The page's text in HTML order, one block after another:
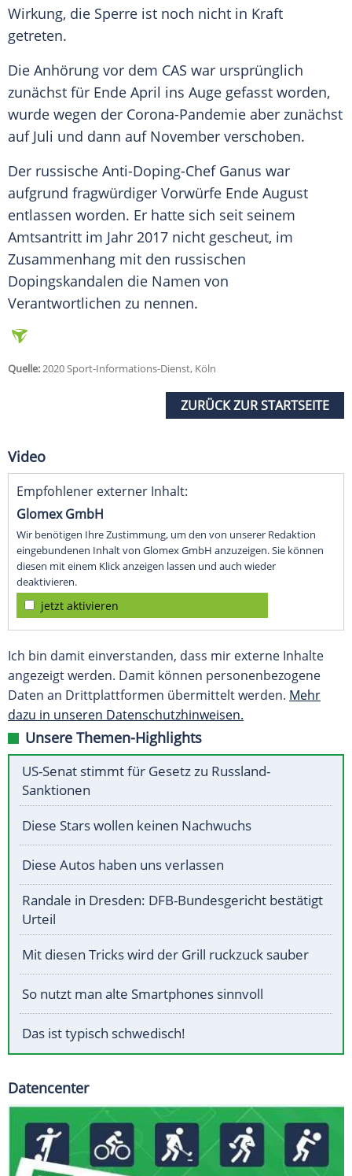
Wirkung, die Sperre ist noch nicht in Kraft
getreten.
Die Anhörung vor dem CAS war ursprünglich
zunächst für Ende April ins Auge gefasst worden,
wurde wegen der Corona-Pandemie aber zunächst
auf Juli und dann auf November verschoben.
Der russische Anti-Doping-Chef Ganus war
aufgrund fragwürdiger Vorwürfe Ende August
entlassen worden. Er hatte sich seit seinem
Amtsantritt im Jahr 2017 nicht gescheut, im
Zusammenhang mit den russischen
Dopingskandalen die Namen von
Verantwortlichen zu nennen.
Quelle:2020 Sport-Informations-Dienst, Köln
ZURÜCK ZUR STARTSEITE
Video
Empfohlener externer Inhalt:
Glomex GmbH
Wir benötigen Ihre Zustimmung, um den von unserer Redaktion
eingebundenen Inhalt von Glomex GmbH anzuzeigen. Sie können
diesen mit einem Klick anzeigen lassen und auch wieder
deaktivieren.
jetzt aktivieren
Ich bin damit einverstanden, dass mir externe Inhalte
angezeigt werden. Damit können personenbezogene
Daten an Drittplattformen übermittelt werden. Mehr
dazu in unseren Datenschutzhinweisen.
Unsere Themen-Highlights
US-Senat stimmt für Gesetz zu Russland-
Sanktionen
Diese Stars wollen keinen Nachwuchs
Diese Autos haben uns verlassen
Randale in Dresden: DFB-Bundesgericht bestätigt
Urteil
Mit diesen Tricks wird der Grill ruckzuck sauber
So nutzt man alte Smartphones sinnvoll
Das ist typisch schwedisch!
Datencenter